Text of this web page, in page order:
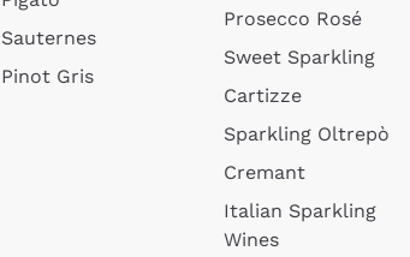
Sauternes
Pinot Gris
Prosecco Rosé
Sweet Sparkling
Cartizze
Sparkling Oltrepò
Cremant
Italian Sparkling
Wines